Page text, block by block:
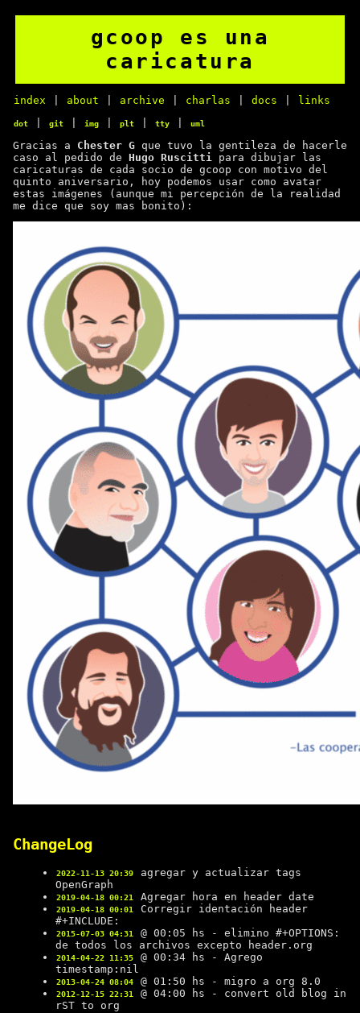
gcoop es una
caricatura
index about archive charlas docs links
dot git img plt tty uml
Gracias a Chester G que tuvo la gentileza de hacerle
caso al pedido de Hugo Ruscitti
para dibujar las
caricaturas de cada socio de gcoop con motivo del
quinto aniversario, hoy podemos usar como avatar
estas imágenes (aunque mi percepción de la realidad
me dice que soy mas bonito):
ChangeLog
2022-11-13 20:39
agregar y actualizar tags
OpenGraph
2019-04-18 00:21 Agregar hora en header date
2019-04-18 00:01
Corregir identación header
#+INCLUDE:
2015-07-03 04:31
@ 00:05 hs - elimino #+OPTIONS:
de todos los archivos excepto header.org
2014-04-22 11:35
@ 00:34 hs - Agrego
timestamp:nil
2013-04-24 08:04 @ 01:50 hs - migro a org 8.0
2012-12-15 22:31
@ 04:00 hs - convert old blog in
rST to org